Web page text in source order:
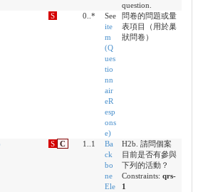
question.
S 0..*
See
ite
m
(Q
ues
tio
nn
air
eR
esp
ons
e)
問卷的問題或量
表項目（用於巢
狀問卷）
S C 1..1
Ba
ck
bo
ne
Ele
H2b. 請問個案
目前是否有參與
下列的活動？
Constraints: qrs-
1